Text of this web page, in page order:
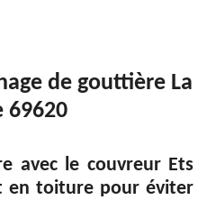
de gouttière La
69620
avec le couvreur Ets
en toiture pour éviter